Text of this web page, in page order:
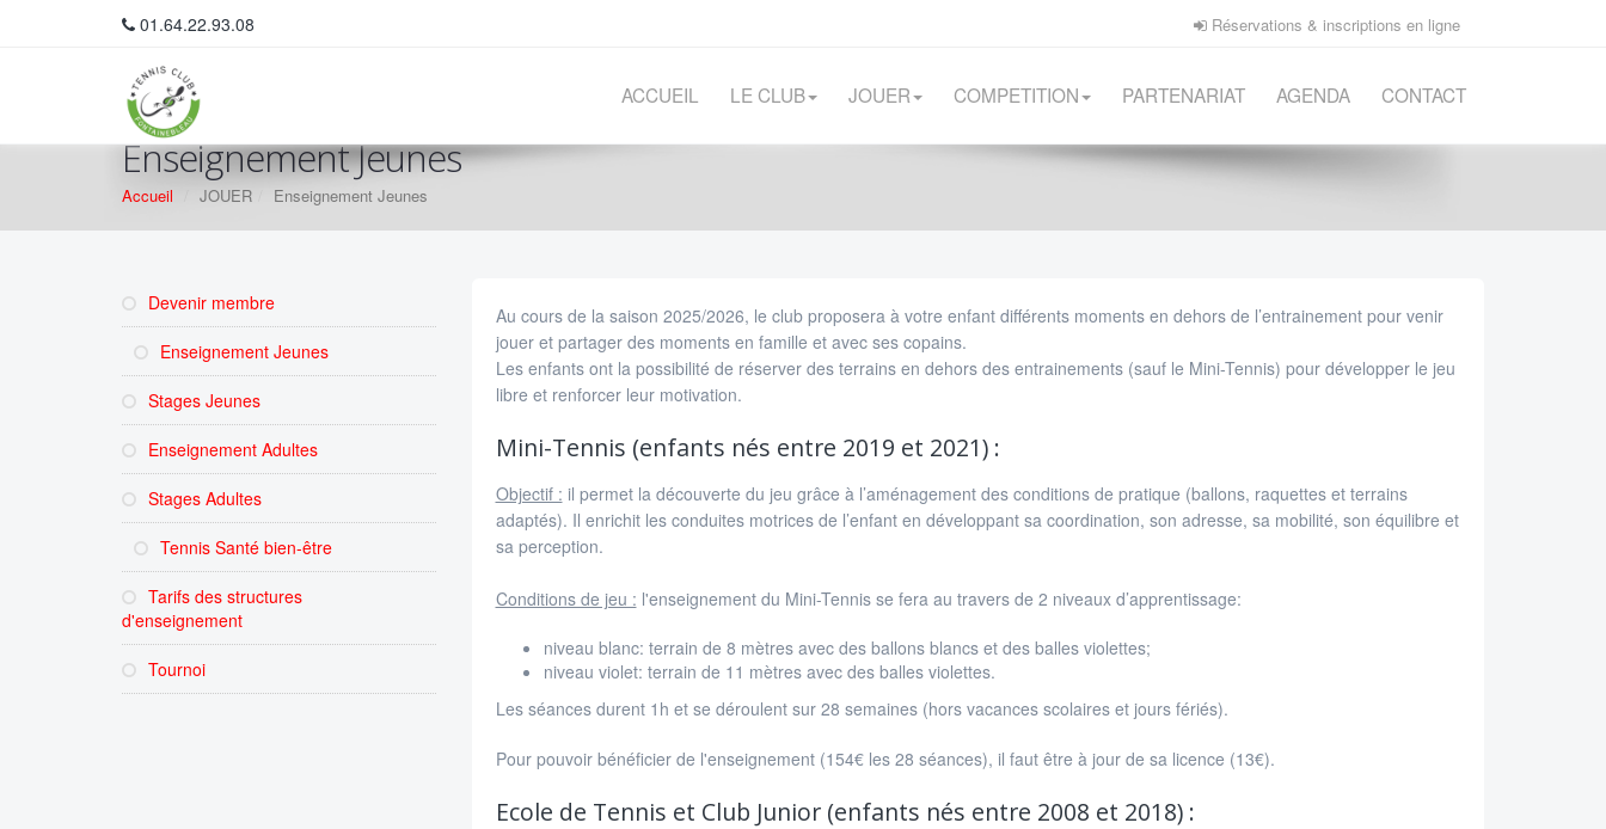
01.64.22.93.08 Réservations & inscriptions en ligne
ACCUEIL LE CLUB JOUER COMPETITION PARTENARIAT AGENDA CONTACT
Enseignement Jeunes
Accueil JOUER Enseignement Jeunes
Devenir membre
Enseignement Jeunes
Stages Jeunes
Enseignement Adultes
Stages Adultes
Tennis Santé bien-être
Tarifs des structures
d'enseignement
Tournoi
Au cours de la saison 2025/2026, le club proposera à votre enfant différents moments en dehors de l’entrainement pour venir
jouer et partager des moments en famille et avec ses copains.
Les enfants ont la possibilité de réserver des terrains en dehors des entrainements (sauf le Mini-Tennis) pour développer le jeu
libre et renforcer leur motivation.
Mini-Tennis (enfants nés entre 2019 et 2021) :
Objectif : il permet la découverte du jeu grâce à l’aménagement des conditions de pratique (ballons, raquettes et terrains
adaptés). Il enrichit les conduites motrices de l’enfant en développant sa coordination, son adresse, sa mobilité, son équilibre et
sa perception.
Conditions de jeu : l'enseignement du Mini-Tennis se fera au travers de 2 niveaux d’apprentissage:
niveau blanc: terrain de 8 mètres avec des ballons blancs et des balles violettes;
niveau violet: terrain de 11 mètres avec des balles violettes.
Les séances durent 1h et se déroulent sur 28 semaines (hors vacances scolaires et jours fériés).
Pour pouvoir bénéficier de l'enseignement (154€ les 28 séances), il faut être à jour de sa licence (13€).
Ecole de Tennis et Club Junior (enfants nés entre 2008 et 2018) :